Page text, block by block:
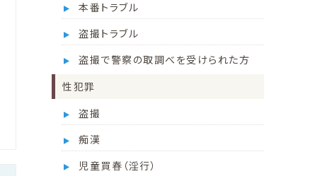
本番トラブル
盗撮トラブル
盗撮で警察の取調べを受けられた方
性犯罪
盗撮
痴漢
児童買春（淫行）